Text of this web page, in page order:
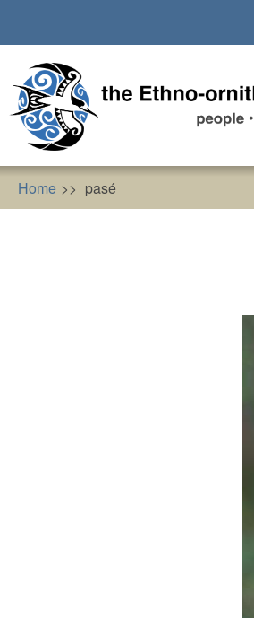
main
content
Home pasé